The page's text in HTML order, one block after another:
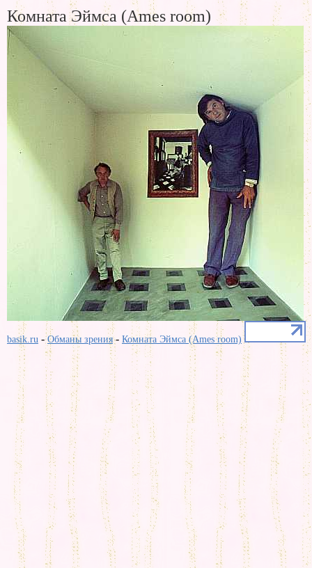
Комната Эймса (Ames room)
basik.ru -Обманы зрения- Комната Эймса (Ames room)